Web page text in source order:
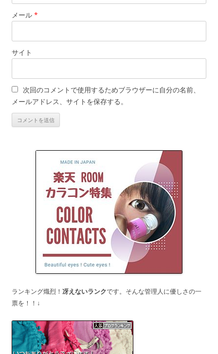
メール *
サイト
次回のコメントで使用するためブラウザーに自分の名前、
メールアドレス、サイトを保存する。
ランキング熾烈！ 冴えないランクです。そんな管理人に優しさの一
票を！！↓